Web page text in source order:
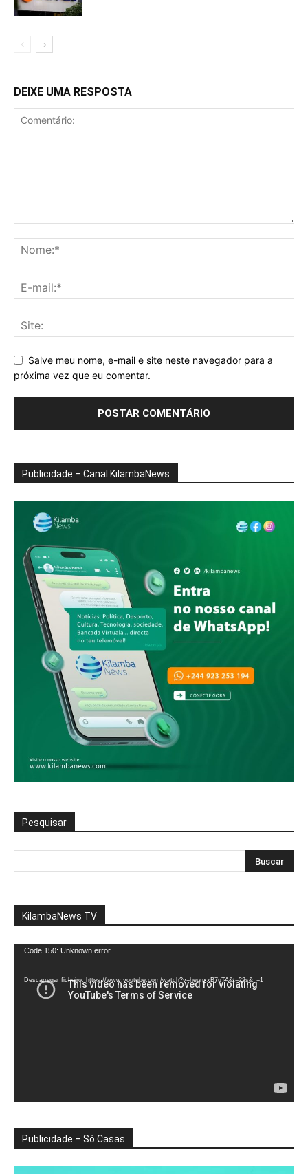
DEIXE UMA RESPOSTA
Salve meu nome, e-mail e site neste navegador para a
próxima vez que eu comentar.
Publicidade – Canal KilambaNews
Pesquisar
KilambaNews TV
Reprodutor
vídeo
Code 150: Unknown error.
Descarregar ficheiro: https://www.youtube.com/watch?v=heunxxB7uTA&t=22s&_=1
Publicidade – Só Casas